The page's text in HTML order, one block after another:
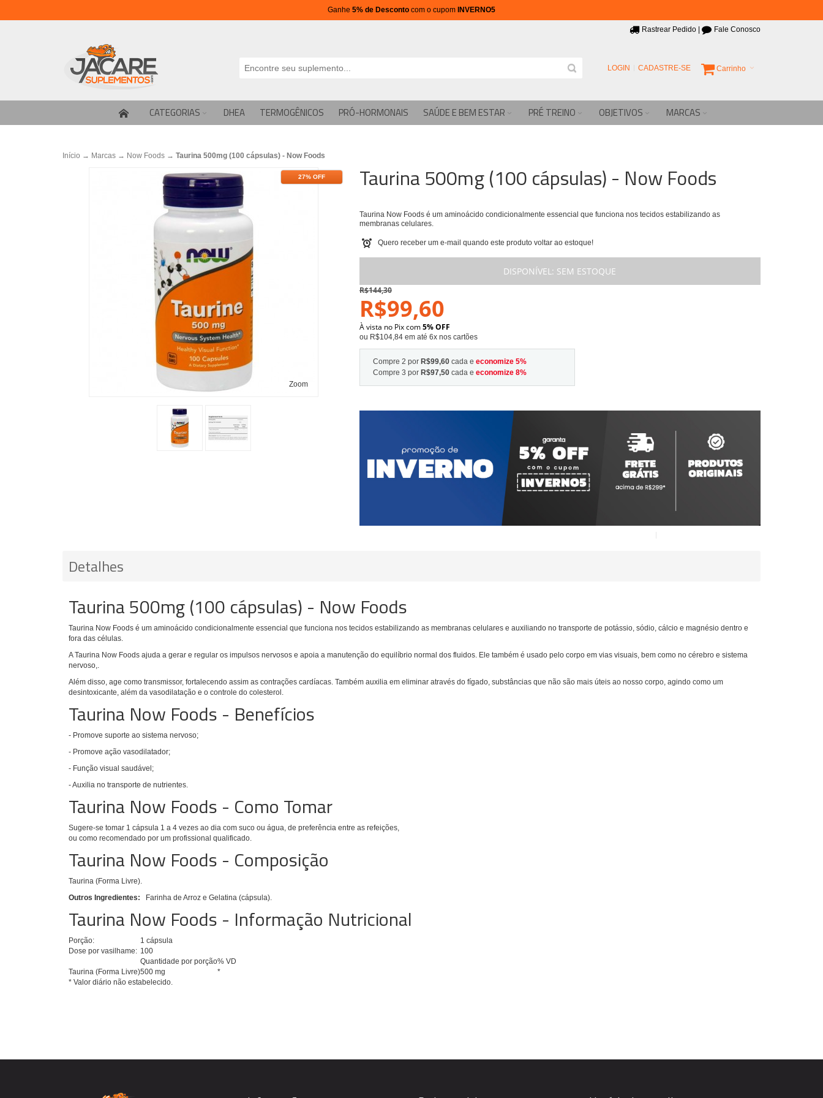
Ganhe 5% de Desconto com o cupom INVERNO5
Rastrear Pedido Fale Conosco
Carrinho
LOGIN CADASTRE-SE
CATEGORIAS DHEA TERMOGÊNICOS PRÓ-HORMONAIS SAÚDE E BEM ESTAR PRÉ TREINO OBJETIVOS MARCAS
Início → Marcas → Now Foods → Taurina 500mg (100 cápsulas) - Now Foods
Zoom
27% OFF Taurina 500mg (100 cápsulas) - Now Foods
Taurina Now Foods é um aminoácido condicionalmente essencial que funciona nos tecidos estabilizando as
membranas celulares.
Quero receber um e-mail quando este produto voltar ao estoque!
DISPONÍVEL: SEM ESTOQUE
R$144,30
R$99,60
À vista no Pix com5% OFF
ou R$104,84 em até 6x nos cartões
Compre 2 por R$99,60cada e economize 5%
Compre 3 por R$97,50cada e economize 8%
Detalhes
Taurina 500mg (100 cápsulas) - Now Foods
Taurina Now Foodsé um aminoácido condicionalmente essencial que funciona nos tecidos estabilizando as membranas celulares e auxiliando no transporte de potássio, sódio, cálcio e magnésio dentro e
fora das células.
A Taurina Now Foods ajuda a gerar e regular os impulsos nervosos e apoia a manutenção do equilíbrio normal dos fluidos. Ele também é usado pelo corpo em vias visuais, bem como no cérebro e sistema
nervoso,.
Além disso, age como transmissor, fortalecendo assim as contrações cardíacas. Também auxilia em eliminar através do fígado, substâncias que não são mais úteis ao nosso corpo, agindo como um
desintoxicante, além da vasodilatação e o controle do colesterol.
Taurina Now Foods - Benefícios
- Promove suporte ao sistema nervoso;
- Promove ação vasodilatador;
- Função visual saudável;
- Auxilia no transporte de nutrientes.
Taurina Now Foods - Como Tomar
Sugere-se tomar 1 cápsula 1 a 4 vezes ao dia com suco ou água, de preferência entre as refeições,
ou como recomendado por um profissional qualificado.
Taurina Now Foods - Composição
Taurina (Forma Livre).
Outros Ingredientes:
Farinha de Arroz e Gelatina (cápsula).
Taurina Now Foods - Informação Nutricional
Porção:
1 cápsula
Dose por vasilhame: 100
Quantidade por porção% VD
* Valor diário não estabelecido.
Taurina (Forma Livre)500 mg *